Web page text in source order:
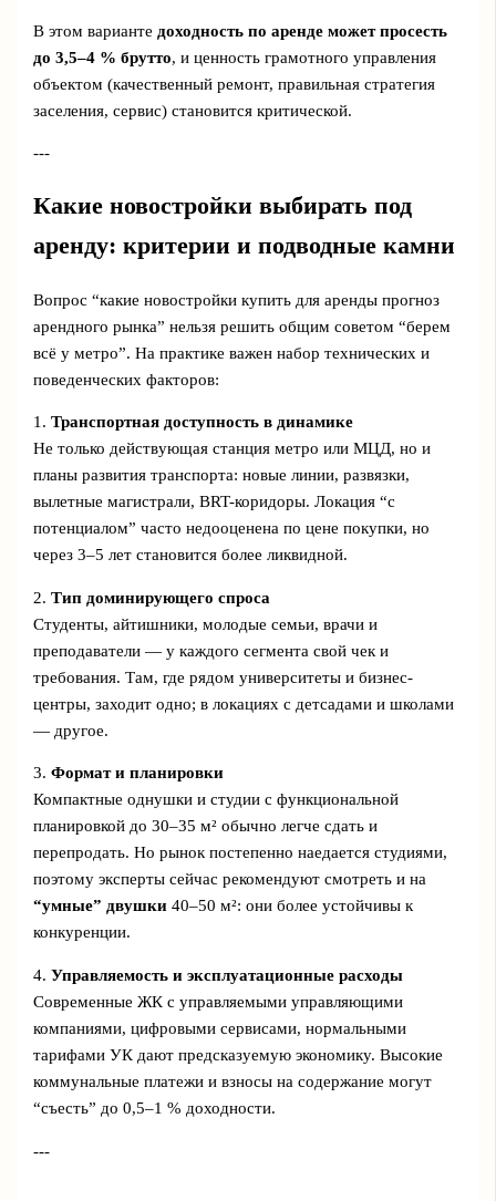
В этом варианте доходность по аренде может просесть
до 3,5–4 % брутто, и ценность грамотного управления
объектом (качественный ремонт, правильная стратегия
заселения, сервис) становится критической.
---
Какие новостройки выбирать под
аренду: критерии и подводные камни
Вопрос “какие новостройки купить для аренды прогноз
арендного рынка” нельзя решить общим советом “берем
всё у метро”. На практике важен набор технических и
поведенческих факторов:
1.Транспортная доступность в динамике
Не только действующая станция метро или МЦД, но и
планы развития транспорта: новые линии, развязки,
вылетные магистрали, BRT-коридоры. Локация “с
потенциалом” часто недооценена по цене покупки, но
через 3–5 лет становится более ликвидной.
2.Тип доминирующего спроса
Студенты, айтишники, молодые семьи, врачи и
преподаватели — у каждого сегмента свой чек и
требования. Там, где рядом университеты и бизнес-
центры, заходит одно; в локациях с детсадами и школами
— другое.
3.Формат и планировки
Компактные однушки и студии с функциональной
планировкой до 30–35 м² обычно легче сдать и
перепродать. Но рынок постепенно наедается студиями,
поэтому эксперты сейчас рекомендуют смотреть и на
“умные” двушки 40–50 м²: они более устойчивы к
конкуренции.
4.Управляемость и эксплуатационные расходы
Современные ЖК с управляемыми управляющими
компаниями, цифровыми сервисами, нормальными
тарифами УК дают предсказуемую экономику. Высокие
коммунальные платежи и взносы на содержание могут
“съесть” до 0,5–1 % доходности.
---